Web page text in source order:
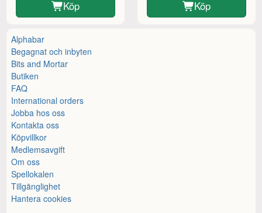
Köp Köp
Alphabar
Begagnat och inbyten
Bits and Mortar
Butiken
FAQ
International orders
Jobba hos oss
Kontakta oss
Köpvillkor
Medlemsavgift
Om oss
Spellokalen
Tillgänglighet
Hantera cookies